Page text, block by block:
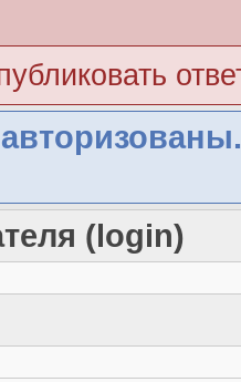
(login)